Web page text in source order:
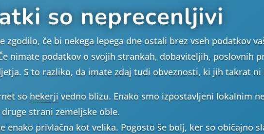
so neprecenljivi
zgodilo, če bi nekega lepega dne ostali brez vseh podatkov
nimate podatkov o svojih strankah, dobaviteljih, poslovnih
S to razliko, da imate zdaj tudi obveznosti, ki jih takrat ni
so hekerji vedno blizu. Enako smo izpostavljeni lokalnim
strani zemeljske oble.
enako privlačna kot velika. Pogosto še bolj, ker so običajno